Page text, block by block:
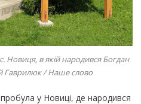
Новиця, в якій народився Богдан
Гаврилюк / Наше слово
у Новиці, де народився